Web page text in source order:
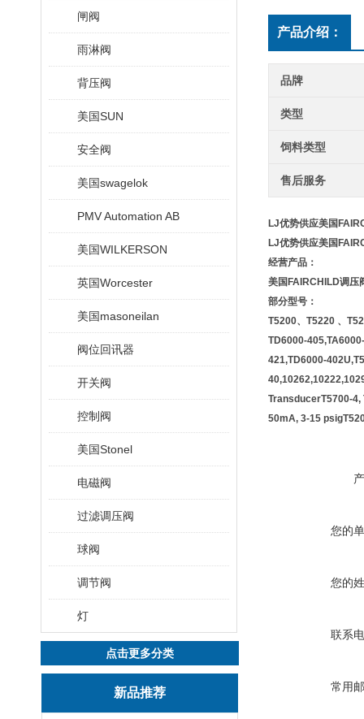
闸阀
雨淋阀
背压阀
美国SUN
安全阀
美国swagelok
PMV Automation AB
美国WILKERSON
英国Worcester
美国masoneilan
阀位回讯器
开关阀
控制阀
美国Stonel
电磁阀
过滤调压阀
球阀
调节阀
灯
点击更多分类
新品推荐
产品介绍：
品牌
类型
饲料类型
售后服务
LJ优势供应美国
LJ优势供应美国
经营产品：
美国FAIRCHILD调
部分型号：
T5200、T5220 、
TD6000-
421,TD6000-
TransducerT5700-
50mA, 3-15
您的
您的
联系
常用